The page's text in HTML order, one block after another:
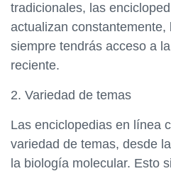
tradicionales, las
actualizan constantemente,
siempre tendrás acceso a
reciente.
2. Variedad de temas
Las enciclopedias en línea
variedad de temas, desde
la biología molecular. Esto